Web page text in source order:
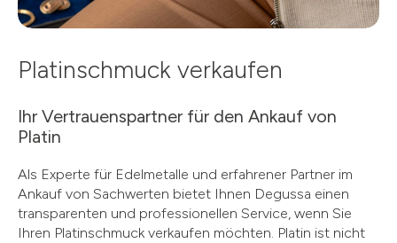
Platinschmuck verkaufen
Ihr Vertrauenspartner für den Ankauf von
Platin
Als Experte für Edelmetalle und erfahrener Partner im
Ankauf von Sachwerten bietet Ihnen Degussa einen
transparenten und professionellen Service, wenn Sie
Ihren Platinschmuck verkaufen möchten. Platin ist nicht